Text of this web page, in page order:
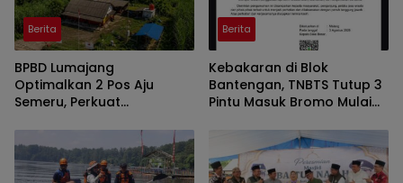
Berita
BPBD Lumajang
Optimalkan 2 Pos Aju
Semeru, Perkuat
Berita
Kebakaran di Blok
Bantengan, TNBTS Tutup 3
Pintu Masuk Bromo Mulai